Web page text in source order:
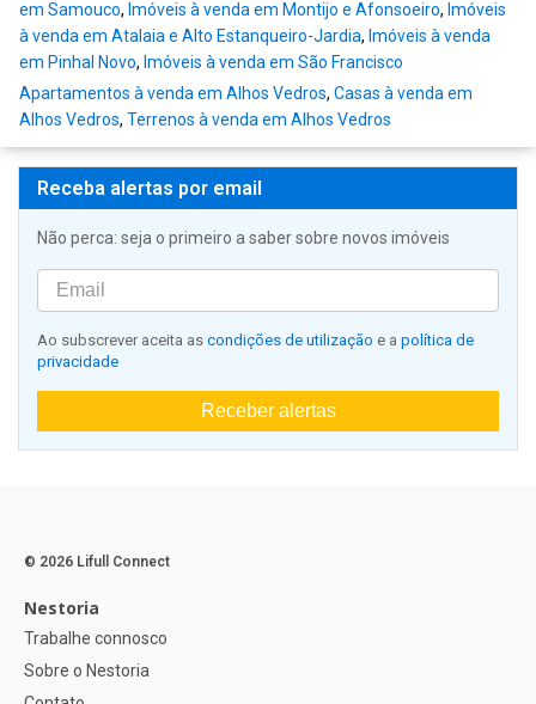
em Samouco, Imóveis à venda em Montijo e Afonsoeiro, Imóveis
à venda em Atalaia e Alto Estanqueiro-Jardia, Imóveis à venda
em Pinhal Novo, Imóveis à venda em São Francisco
Apartamentos à venda em Alhos Vedros, Casas à venda em
Alhos Vedros, Terrenos à venda em Alhos Vedros
Receba alertas por email
Não perca: seja o primeiro a saber sobre novos imóveis
Ao subscrever aceita as condições de utilização e a política de
privacidade
Receber alertas
© 2026 Lifull Connect
Nestoria
Trabalhe connosco
Sobre o Nestoria